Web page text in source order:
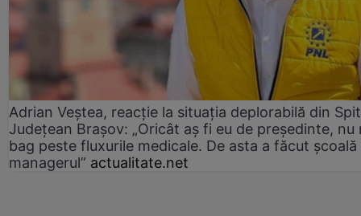
Adrian Veștea, reacție la situația deplorabilă din
Județean Brașov: „Oricât aș fi eu de președinte, nu
bag peste fluxurile medicale. De asta a făcut școală
managerul” actualitate.net